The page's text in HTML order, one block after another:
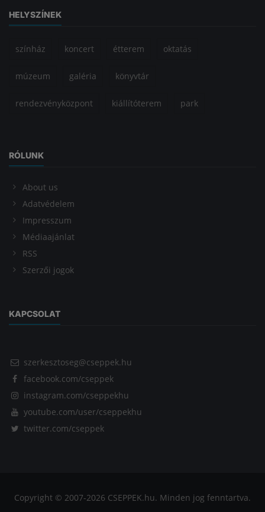
HELYSZÍNEK
színház koncert étterem oktatás
múzeum galéria könyvtár
rendezvényközpont kiállítóterem park
RÓLUNK
About us
Adatvédelem
Impresszum
Médiaajánlat
RSS
Szerzői jogok
KAPCSOLAT
szerkesztoseg@cseppek.hu
facebook.com/cseppek
instagram.com/cseppekhu
youtube.com/user/cseppekhu
twitter.com/cseppek
Copyright © 2007-2026 CSEPPEK.hu. Minden jog fenntartva.